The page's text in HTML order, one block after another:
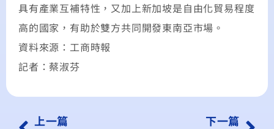
具有產業互補特性，又加上新加坡是自由化貿易程度
高的國家，有助於雙方共同開發東南亞市場。
資料來源：工商時報
記者：蔡淑芬
上一篇 下一篇